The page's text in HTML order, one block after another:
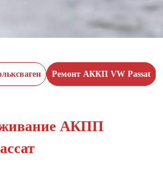
Ремонт АККП VW Passat
АКПП